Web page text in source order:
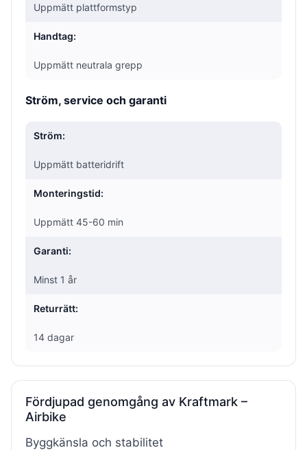
Uppmätt plattformstyp
Handtag:
Uppmätt neutrala grepp
Ström, service och garanti
Ström:
Uppmätt batteridrift
Monteringstid:
Uppmätt 45-60 min
Garanti:
Minst 1 år
Returrätt:
14 dagar
Fördjupad genomgång av Kraftmark –
Airbike
Byggkänsla och stabilitet